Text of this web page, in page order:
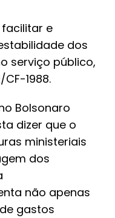
e
dos
serviço público,
1988.
Bolsonaro
dizer que o
ministeriais
dos
não apenas
gastos